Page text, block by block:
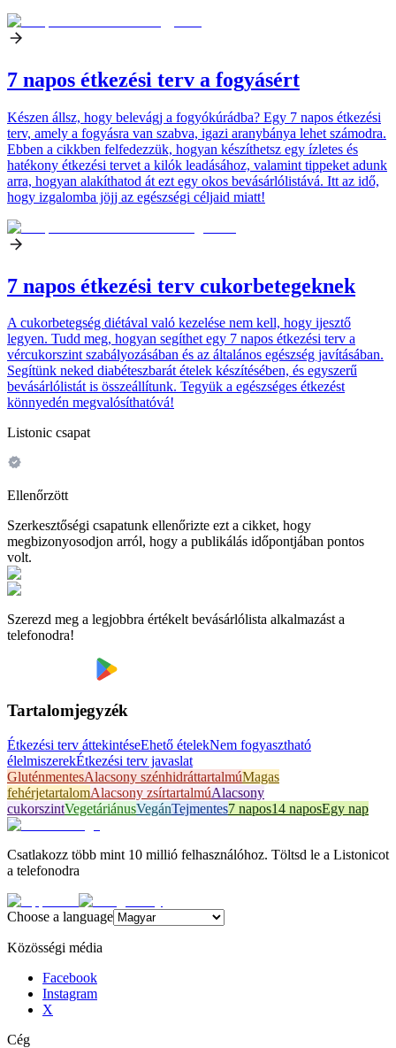
7 napos étkezési terv a fogyásért
Készen állsz, hogy belevágj a fogyókúrádba? Egy 7 napos étkezési
terv, amely a fogyásra van szabva, igazi aranybánya lehet számodra.
Ebben a cikkben felfedezzük, hogyan készíthetsz egy ízletes és
hatékony étkezési tervet a kilók leadásához, valamint tippeket adunk
arra, hogyan alakíthatod át ezt egy okos bevásárlólistává. Itt az idő,
hogy izgalomba jöjj az egészségi céljaid miatt!
7 napos étkezési terv cukorbetegeknek
A cukorbetegség diétával való kezelése nem kell, hogy ijesztő
legyen. Tudd meg, hogyan segíthet egy 7 napos étkezési terv a
vércukorszint szabályozásában és az általános egészség javításában.
Segítünk neked diabéteszbarát ételek készítésében, és egyszerű
bevásárlólistát is összeállítunk. Tegyük a egészséges étkezést
könnyedén megvalósíthatóvá!
Listonic csapat
Ellenőrzött
Szerkesztőségi csapatunk ellenőrizte ezt a cikket, hogy
megbizonyosodjon arról, hogy a publikálás időpontjában pontos
volt.
Szerezd meg a legjobbra értékelt bevásárlólista alkalmazást a
telefonodra!
Tartalomjegyzék
Étkezési terv áttekintéseEhető ételekNem fogyasztható
élelmiszerekÉtkezési terv javaslat
GluténmentesAlacsony szénhidráttartalmúMagas
fehérjetartalomAlacsony zsírtartalmúAlacsony
cukorszintVegetáriánusVegánTejmentes7 napos14 naposEgy nap
Csatlakozz több mint 10 millió felhasználóhoz. Töltsd le a Listonicot
a telefonodra
Choose a language
Közösségi média
Facebook
Instagram
X
Cég